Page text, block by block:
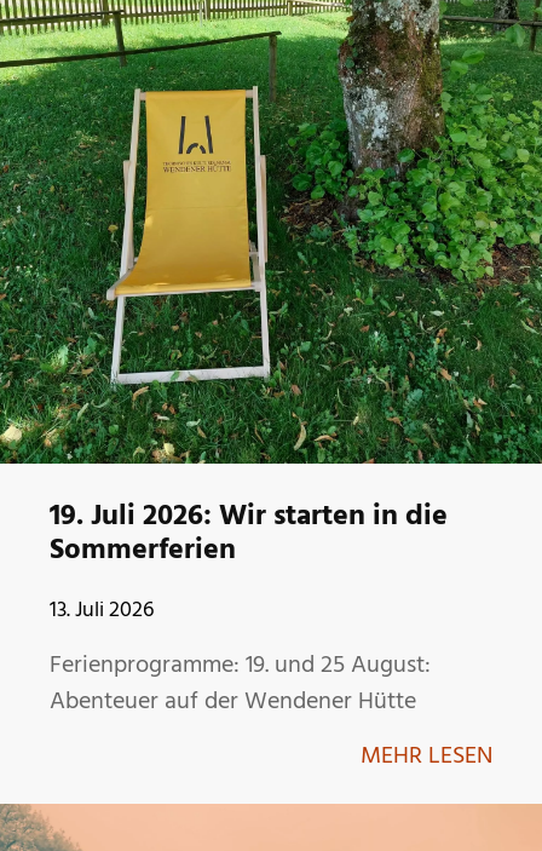
19. Juli 2026: Wir starten in die
Sommerferien
13. Juli 2026
Ferienprogramme: 19. und 25 August:
Abenteuer auf der Wendener Hütte
MEHR LESEN